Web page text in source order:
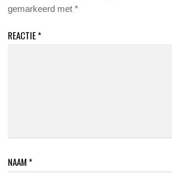
gemarkeerd met*
REACTIE*
NAAM *